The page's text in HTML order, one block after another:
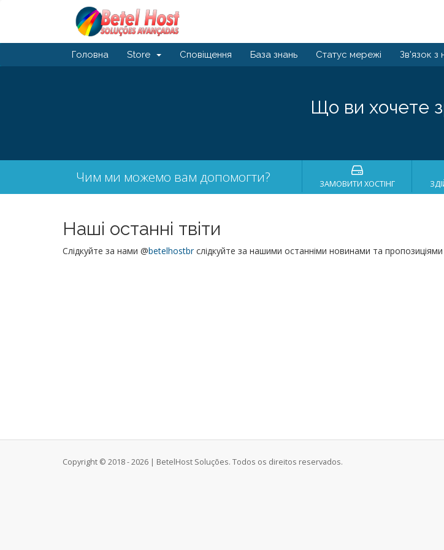
Головна Store Сповіщення База знань Статус мережі Зв'язок з
Що ви хочете
Чим ми можемо вам допомогти? ЗАМОВИТИ ХОСТІНГ
Наші останні твіти
Слідкуйте за нами @betelhostbrслідкуйте за нашими останніми новинами та пропозиціями
Copyright © 2018 - 2026 | BetelHost Soluções. Todos os direitos reservados.